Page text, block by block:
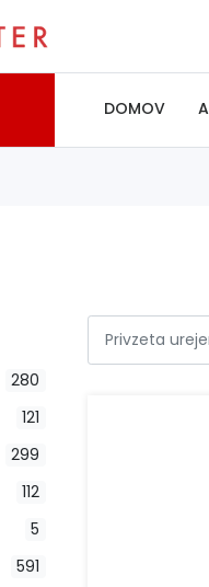
DOMOV
280
121
299
112
5
591